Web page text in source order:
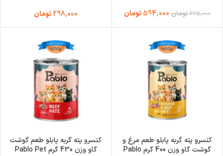
625,000 تومان 594,000 تومان
298,000تومان
کنسرو پته گربه پابلو طعم مرغ و
گوشت گاو وزن 400 گرم Pablo
کنسرو پته گربه پابلو طعم گوشت
گاو وزن 430 گرم Pablo Pet